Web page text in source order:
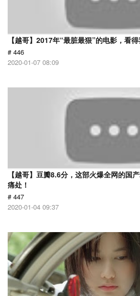
【越哥】2017年“最脏最狠”的电影，看
# 446
2020-01-07 08:09
【越哥】豆瓣8.6分，这部火爆全网的国
痛处！
# 447
2020-01-04 09:37